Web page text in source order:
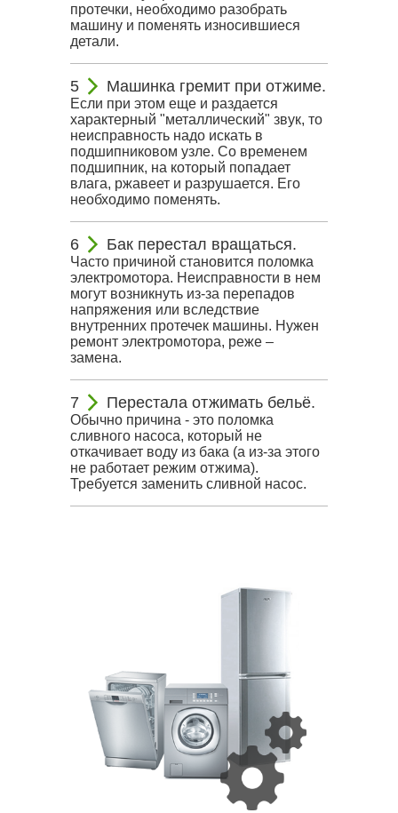
протечки, необходимо разобрать
машину и поменять износившиеся
детали.
Машинка гремит при отжиме.
Если при этом еще и раздается
характерный "металлический" звук, то
неисправность надо искать в
подшипниковом узле. Со временем
подшипник, на который попадает
влага, ржавеет и разрушается. Его
необходимо поменять.
Бак перестал вращаться.
Часто причиной становится поломка
электромотора. Неисправности в нем
могут возникнуть из-за перепадов
напряжения или вследствие
внутренних протечек машины. Нужен
ремонт электромотора, реже –
замена.
Перестала отжимать бельё.
Обычно причина - это поломка
сливного насоса, который не
откачивает воду из бака (а из-за этого
не работает режим отжима).
Требуется заменить сливной насос.